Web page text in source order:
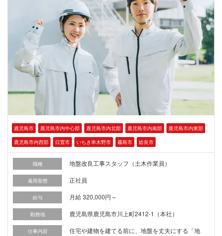
鹿児島市 鹿児島市内中心部 鹿児島市内北部 鹿児島市内南部
鹿児島市内東部
鹿児島市内西部
日置市 いちき串木野市 霧島市 姶良市
職種 地盤改良工事スタッフ（土木作業員）
雇用形態 正社員
給与 月給 320,000円～
勤務地 鹿児島県鹿児島市川上町2412-1（本社）
仕事内容
住宅や建物を建てる前に、地盤を丈夫にする「地